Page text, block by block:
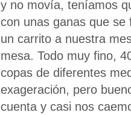
y no movía, teníamos
con unas ganas que
un carrito a nuestra
mesa. Todo muy fino,
copas de diferentes
exageración, pero
cuenta y casi nos